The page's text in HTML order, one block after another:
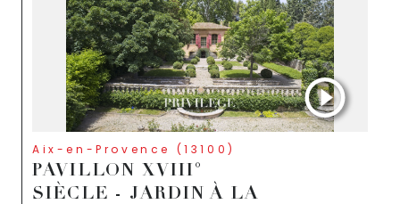
Aix-en-Provence (13100)
PAVILLON XVIII°
SIÈCLE - JARDIN À LA